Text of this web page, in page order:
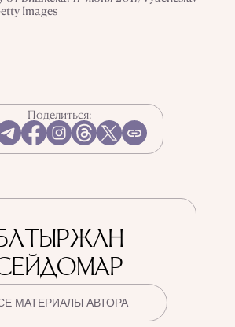
Images
Поделиться:
МАТЕРИАЛЫ АВТОРА